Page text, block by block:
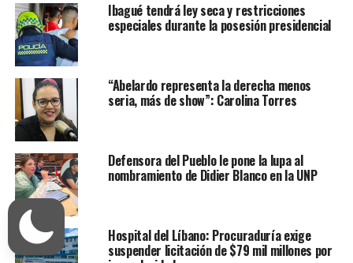
Ibagué tendrá ley seca y restricciones
especiales durante la posesión presidencial
“Abelardo representa la derecha menos
seria, más de show”: Carolina Torres
Defensora del Pueblo le pone la lupa al
nombramiento de Didier Blanco en la UNP
Hospital del Líbano: Procuraduría exige
suspender licitación de $79 mil millones por